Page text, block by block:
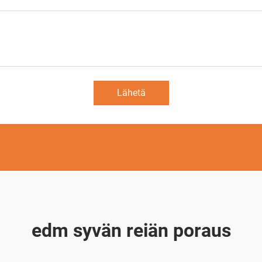
Lähetä
edm syvän reiän poraus